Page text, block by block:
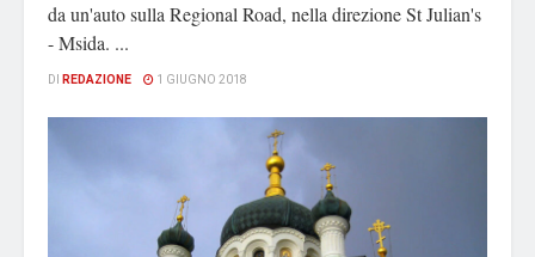
da un'auto sulla Regional Road, nella direzione St Julian's
- Msida. ...
DI REDAZIONE 1 GIUGNO 2018